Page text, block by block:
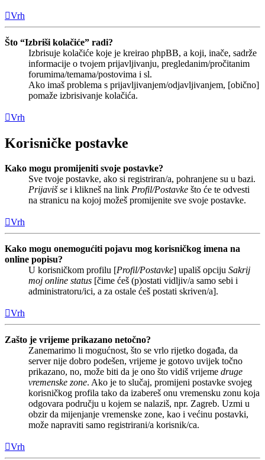
Vrh
Što “Izbriši kolačiće” radi?
Izbrisuje kolačiće koje je kreirao phpBB, a koji, inače, sadrže
informacije o tvojem prijavljivanju, pregledanim/pročitanim
forumima/temama/postovima i sl.
Ako imaš problema s prijavljivanjem/odjavljivanjem, [obično]
pomaže izbrisivanje kolačića.
Vrh
Korisničke postavke
Kako mogu promijeniti svoje postavke?
Sve tvoje postavke, ako si registriran/a, pohranjene su u bazi.
Prijaviš se i klikneš na link Profil/Postavke što će te odvesti
na stranicu na kojoj možeš promijenite sve svoje postavke.
Vrh
Kako mogu onemogućiti pojavu mog korisničkog imena na
online popisu?
U korisničkom profilu [Profil/Postavke] upališ opciju Sakrij
moj online status [čime ćeš (p)ostati vidljiv/a samo sebi i
administratoru/ici, a za ostale ćeš postati skriven/a].
Vrh
Zašto je vrijeme prikazano netočno?
Zanemarimo li mogućnost, što se vrlo rijetko događa, da
server nije dobro podešen, vrijeme je gotovo uvijek točno
prikazano, no, može biti da je ono što vidiš vrijeme druge
vremenske zone. Ako je to slučaj, promijeni postavke svojeg
korisničkog profila tako da izabereš onu vremensku zonu koja
odgovara području u kojem se nalaziš, npr. Zagreb. Uzmi u
obzir da mijenjanje vremenske zone, kao i većinu postavki,
može napraviti samo registrirani/a korisnik/ca.
Vrh